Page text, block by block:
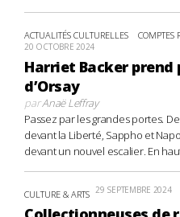
ACTUALITÉS CULTURELLES COMPTES
20 OCTOBRE 2024
Harriet Backer prend
d’Orsay
parAnaë Leffray
Passez par les grandes portes.
devant la Liberté, Sappho et
devant un nouvel escalier. En
CULTURE & ARTS 29 SEPTEMBRE 2024